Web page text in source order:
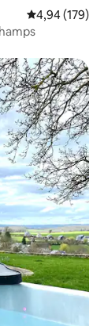
Średnia
4,94 (179)